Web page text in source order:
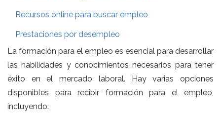
Recursos online para buscar empleo
Prestaciones por desempleo
La formación para el empleo es esencial para desarrollar
las habilidades y conocimientos necesarios para tener
éxito en el mercado laboral. Hay varias opciones
disponibles para recibir formación para el empleo,
incluyendo: